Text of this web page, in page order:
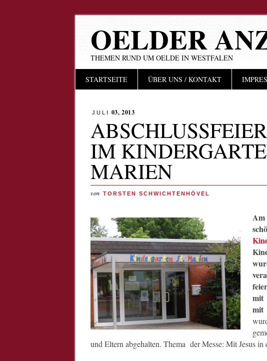
OELDER
THEMEN RUND UM OELDE IN WESTFALEN
Hauptmenü
InhaltSTARTSEITE ÜBER UNS / KONTAKT
JULI 03, 2013
IM
MARIEN
von TORSTEN SCHWICHTENHÖVEL
mit
mit
und Eltern abgehalten. Thema der Messe: Mit Jesus